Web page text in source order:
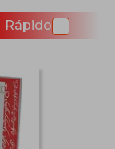
Rápido